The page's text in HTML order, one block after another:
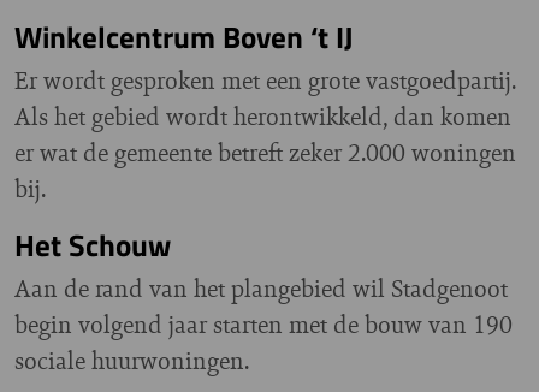
Winkelcentrum Boven ‘t IJ
Er wordt gesproken met een grote vastgoedpartij.
Als het gebied wordt herontwikkeld, dan komen
er wat de gemeente betreft zeker 2.000 woningen
bij.
Het Schouw
Aan de rand van het plangebied wil Stadgenoot
begin volgend jaar starten met de bouw van 190
sociale huurwoningen.